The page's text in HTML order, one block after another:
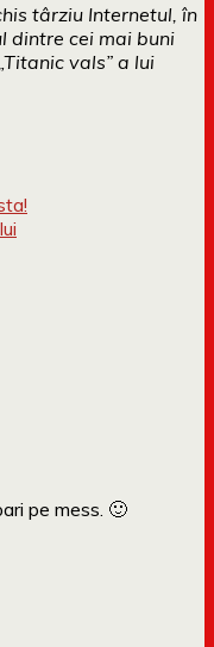
târziu Internetul, în
dintre cei mai buni
vals” a lui
pe mess. 🙂